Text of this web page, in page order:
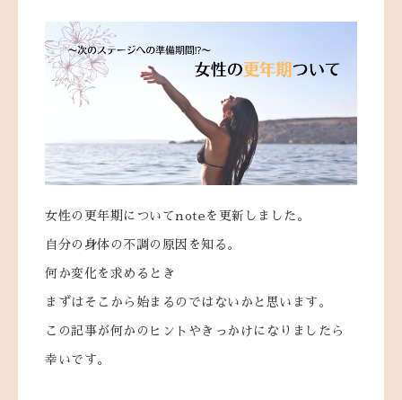
女性の更年期についてnoteを更新しました。
自分の身体の不調の原因を知る。
何か変化を求めるとき
まずはそこから始まるのではないかと思います。
この記事が何かのヒントやきっかけになりましたら
幸いです。